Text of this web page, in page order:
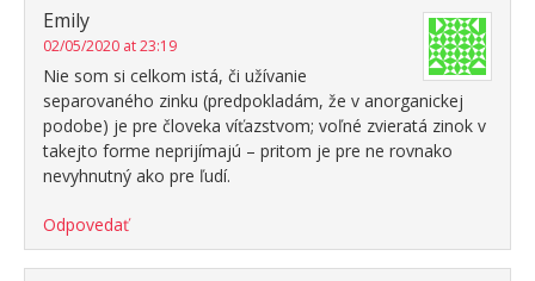
Emily
02/05/2020 at 23:19
Nie som si celkom istá, či užívanie
separovaného zinku (predpokladám, že v anorganickej
podobe) je pre človeka víťazstvom; voľné zvieratá zinok v
takejto forme neprijímajú – pritom je pre ne rovnako
nevyhnutný ako pre ľudí.
Odpovedať